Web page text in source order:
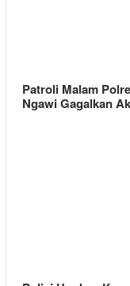
Patroli Malam
Ngawi Gagalkan